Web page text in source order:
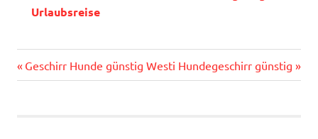
Urlaubsreise
Beitragsnavigation
Vorheriger
Beitrag:
Geschirr Hunde günstig Nächster
Beitrag:
Westi Hundegeschirr günstig